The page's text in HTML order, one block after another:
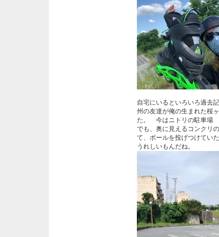
自宅にいるといろいろ過
州の友達が俺の生まれた桜
た。 今はニトリの駐車場
でも、奥に見えるコンクリ
て、ボールを投げつけてい
うれしいもんだね。